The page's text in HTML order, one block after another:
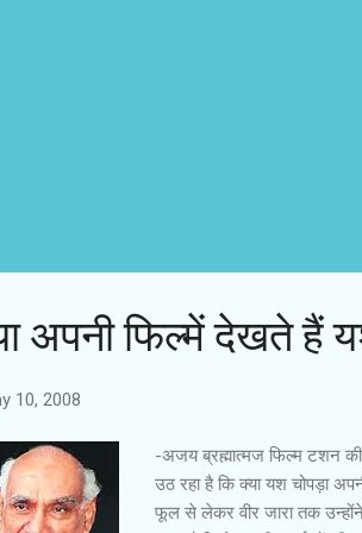
अपनी फिल्में देखते हैं
10, 2008
-अजय ब्रह्मात्मज फिल्म टशन
उठ रहा है कि क्या यश चोपड़ा
फूल से लेकर वीर जारा तक उन्होंने